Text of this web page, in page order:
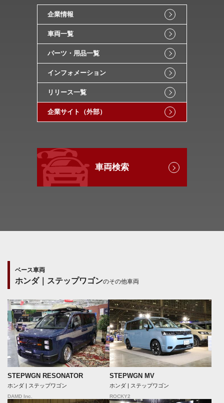
企業情報
車両一覧
パーツ・用品一覧
インフォメーション
リリース一覧
企業サイト（外部）
車両検索
ベース車両
ホンダ｜ステップワゴンのその他車両
STEPWGN RESONATOR
ホンダ | ステップワゴン
DAMD Inc.
STEPWGN MV
ホンダ | ステップワゴン
ROCKY2